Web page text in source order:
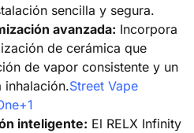
sencilla y segura.​
avanzada: Incorpora
de cerámica que
de vapor consistente y un
inhalación.​Street Vape
inteligente: El RELX Infinity